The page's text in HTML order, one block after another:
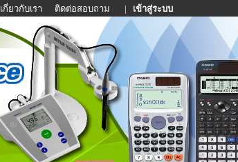
เกี่ยวกับเรา ติดต่อสอบถาม | เข้าสู่ระบบ